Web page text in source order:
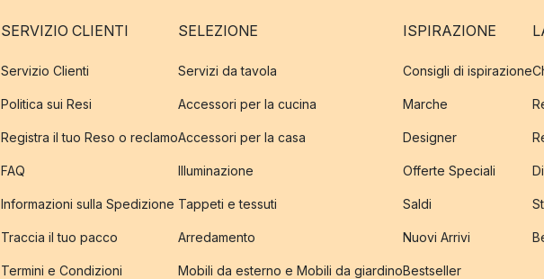
SERVIZIO CLIENTI
Servizio Clienti
Politica sui Resi
Registra il tuo Reso o reclamo
FAQ
Informazioni sulla Spedizione
Traccia il tuo pacco
Termini e Condizioni
SELEZIONE
Servizi da tavola
Accessori per la cucina
Accessori per la casa
Illuminazione
Tappeti e tessuti
Arredamento
Mobili da esterno e Mobili da giardino
ISPIRAZIONE
Consigli di ispirazione
Marche
Designer
Offerte Speciali
Saldi
Nuovi Arrivi
Bestseller